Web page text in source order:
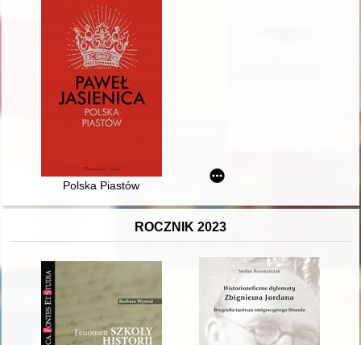
Polska Piastów
ROCZNIK 2023